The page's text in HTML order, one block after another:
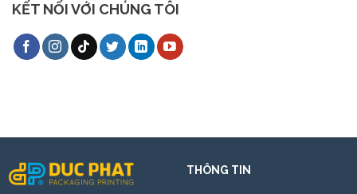
KẾT NỐI VỚI CHÚNG TÔI
THÔNG TIN